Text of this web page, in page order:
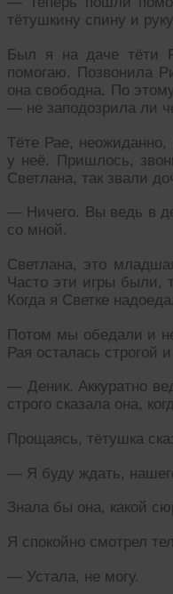
тётушкину спину и
Был я на даче тёти
помогаю. Позвонила
она свободна. По
— не заподозрила ли
Тёте Рае,
у неё. Пришлось,
Светлана, так звали
— Ничего. Вы ведь в
со мной.
Светлана, это
Часто эти игры были,
Когда я Светке
Потом мы обедали и
Рая осталась строгой
— Деник. Аккуратно
строго сказала она,
Прощаясь, тётушка
— Я буду ждать,
Знала бы она, какой
Я спокойно смотрел
— Устала, не могу.